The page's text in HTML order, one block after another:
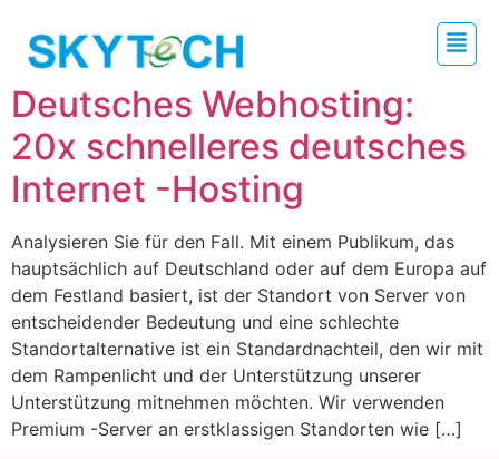
Deutsches Webhosting:
20x schnelleres deutsches
Internet -Hosting
Analysieren Sie für den Fall. Mit einem Publikum, das
hauptsächlich auf Deutschland oder auf dem Europa auf
dem Festland basiert, ist der Standort von Server von
entscheidender Bedeutung und eine schlechte
Standortalternative ist ein Standardnachteil, den wir mit
dem Rampenlicht und der Unterstützung unserer
Unterstützung mitnehmen möchten. Wir verwenden
Premium -Server an erstklassigen Standorten wie […]